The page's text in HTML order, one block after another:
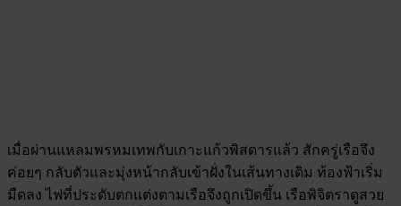
เมื่อผ่านแหลมพรหมเทพกับเกาะแก้วพิสดารแล้ว สักครู่เรือจึง
ค่อยๆ กลับตัวและมุ่งหน้ากลับเข้าฝั่งในเส้นทางเดิม ท้องฟ้าเริ่ม
มืดลง ไฟที่ประดับตกแต่งตามเรือจึงถูกเปิดขึ้น เรือพิจิตราดูสวย